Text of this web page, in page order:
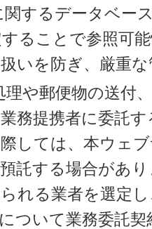
関するデータベー
ることで参照可
いを防ぎ、厳重
や郵便物の送付
務提携者に委託
しては、本ウェ
託する場合があ
れる業者を選定
ついて業務委託